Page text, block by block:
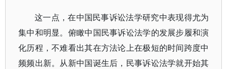
这一点，在中国民事诉讼法学研究中表现得尤为
集中和明显。俯瞰中国民事诉讼法学的发展步履和演
化历程，不难看出其在方法论上在极短的时间跨度中
频频出新。从新中国诞生后，民事诉讼法学就开始其